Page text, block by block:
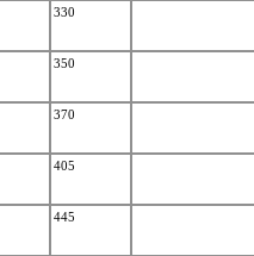
330
350
370
405
445